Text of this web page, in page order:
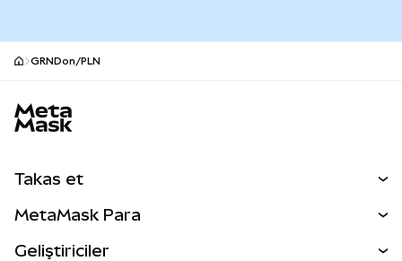
GRNDon/PLN
Takas et
MetaMask Para
Geliştiriciler